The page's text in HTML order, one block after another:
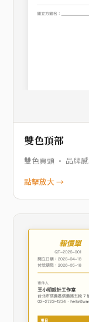
雙色頂部
雙色頁頭 · 品牌感
點擊放大 →